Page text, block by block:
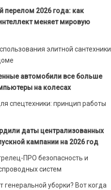
перелом 2026 года: как
меняет мировую
элитной сантехники
автомобили все больше
на колесах
спецтехники: принцип работы
даты централизованных
кампании на 2026 год
ПРО безопасность и
систем
генеральной уборки? Вот когда